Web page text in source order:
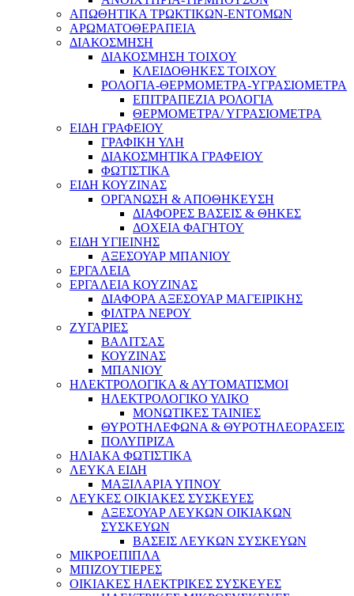
ΑΠΩΘΗΤΙΚΑ ΤΡΩΚΤΙΚΩΝ-ΕΝΤΟΜΩΝ
ΑΡΩΜΑΤΟΘΕΡΑΠΕΙΑ
ΔΙΑΚΟΣΜΗΣΗ
ΔΙΑΚΟΣΜΗΣΗ ΤΟΙΧΟΥ
ΚΛΕΙΔΟΘΗΚΕΣ ΤΟΙΧΟΥ
ΡΟΛΟΓΙΑ-ΘΕΡΜΟΜΕΤΡΑ-ΥΓΡΑΣΙΟΜΕΤΡΑ
ΕΠΙΤΡΑΠΕΖΙΑ ΡΟΛΟΓΙΑ
ΘΕΡΜΟΜΕΤΡΑ/ ΥΓΡΑΣΙΟΜΕΤΡΑ
ΕΙΔΗ ΓΡΑΦΕΙΟΥ
ΓΡΑΦΙΚΗ ΥΛΗ
ΔΙΑΚΟΣΜΗΤΙΚΑ ΓΡΑΦΕΙΟΥ
ΦΩΤΙΣΤΙΚΑ
ΕΙΔΗ ΚΟΥΖΙΝΑΣ
ΟΡΓΑΝΩΣΗ & ΑΠΟΘΗΚΕΥΣΗ
ΔΙΑΦΟΡΕΣ ΒΑΣΕΙΣ & ΘΗΚΕΣ
ΔΟΧΕΙΑ ΦΑΓΗΤΟΥ
ΕΙΔΗ ΥΓΙΕΙΝΗΣ
ΑΞΕΣΟΥΑΡ ΜΠΑΝΙΟΥ
ΕΡΓΑΛΕΙΑ
ΕΡΓΑΛΕΙΑ ΚΟΥΖΙΝΑΣ
ΔΙΑΦΟΡΑ ΑΞΕΣΟΥΑΡ ΜΑΓΕΙΡΙΚΗΣ
ΦΙΛΤΡΑ ΝΕΡΟΥ
ΖΥΓΑΡΙΕΣ
ΒΑΛΙΤΣΑΣ
ΚΟΥΖΙΝΑΣ
ΜΠΑΝΙΟΥ
ΗΛΕΚΤΡΟΛΟΓΙΚΑ & ΑΥΤΟΜΑΤΙΣΜΟΙ
ΗΛΕΚΤΡΟΛΟΓΙΚΟ ΥΛΙΚΟ
ΜΟΝΩΤΙΚΕΣ ΤΑΙΝΙΕΣ
ΘΥΡΟΤΗΛΕΦΩΝΑ & ΘΥΡΟΤΗΛΕΟΡΑΣΕΙΣ
ΠΟΛΥΠΡΙΖΑ
ΗΛΙΑΚΑ ΦΩΤΙΣΤΙΚΑ
ΛΕΥΚΑ ΕΙΔΗ
ΜΑΞΙΛΑΡΙΑ ΥΠΝΟΥ
ΛΕΥΚΕΣ ΟΙΚΙΑΚΕΣ ΣΥΣΚΕΥΕΣ
ΑΞΕΣΟΥΑΡ ΛΕΥΚΩΝ ΟΙΚΙΑΚΩΝ
ΣΥΣΚΕΥΩΝ
ΒΑΣΕΙΣ ΛΕΥΚΩΝ ΣΥΣΚΕΥΩΝ
ΜΙΚΡΟΕΠΙΠΛΑ
ΜΠΙΖΟΥΤΙΕΡΕΣ
ΟΙΚΙΑΚΕΣ ΗΛΕΚΤΡΙΚΕΣ ΣΥΣΚΕΥΕΣ